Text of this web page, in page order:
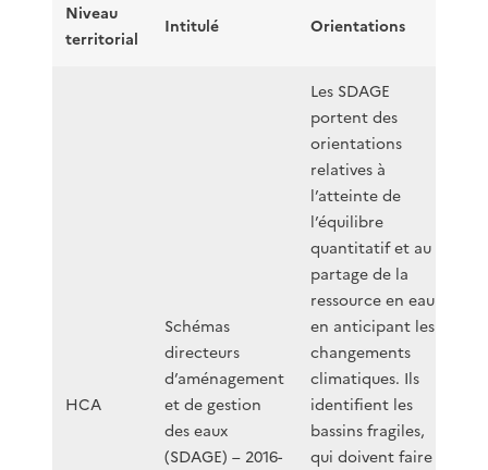
Niveau
territorial
Intitulé Orientations
HCA
Schémas
directeurs
d’aménagement
et de gestion
des eaux
(SDAGE) – 2016-
Les SDAGE
portent des
orientations
relatives à
l’atteinte de
l’équilibre
quantitatif et au
partage de la
ressource en eau
en anticipant les
changements
climatiques. Ils
identifient les
bassins fragiles,
qui doivent faire